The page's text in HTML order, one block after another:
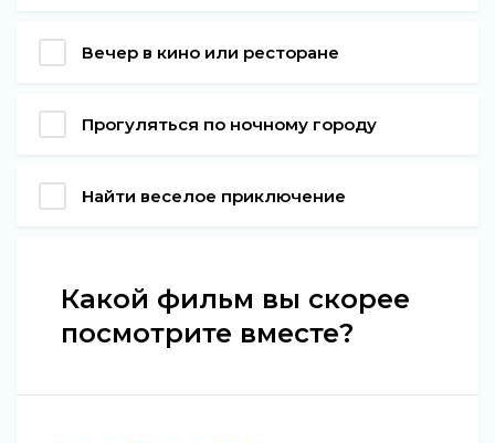
Вечер в кино или ресторане
Прогуляться по ночному городу
Найти веселое приключение
Какой фильм вы скорее
посмотрите вместе?